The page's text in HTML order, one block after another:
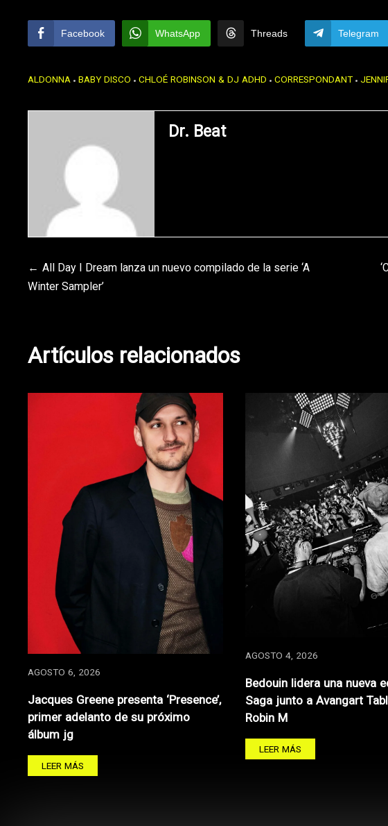
Facebook WhatsApp Threads Telegram
ALDONNA BABY DISCO CHLOÉ ROBINSON & DJ ADHD CORRESPONDANT
Dr. Beat
Navegación
entradas
All Day I Dream lanza un nuevo compilado de la serie ‘A
Winter Sampler’
Artículos relacionados
AGOSTO 6, 2026
Jacques Greene presenta ‘Presence’,
primer adelanto de su próximo
álbum jg
LEER MÁS
AGOSTO 4, 2026
Bedouin lidera una nueva
Saga junto a Avangart
Robin M
LEER MÁS